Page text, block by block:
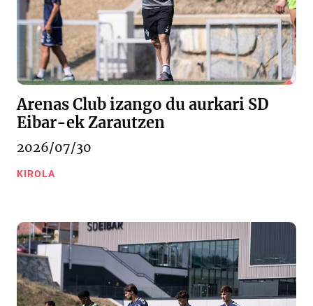
Arenas Club izango du aurkari SD
Eibar-ek Zarautzen
2026/07/30
KIROLA